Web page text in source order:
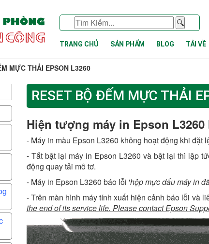
🔍
TRANG CHỦ SẢN PHẨM BLOG TẢI VỀ
MỰC THẢI EPSON L3260
RESET BỘ ĐẾM MỰC THẢI
Hiện tượng máy in Epson
- Máy in màu Epson L3260 không hoạt động khi đặt
- Tắt bật lại máy in Epson L3260 và bật lại thì lập
động quay tải mô tơ.
- Máy in Epson L3260 báo lỗi 'hộp mực dấu máy in
- Trên màn hình máy tính xuất hiện cảnh báo lỗi và
the end of its service life. Please contact Epson